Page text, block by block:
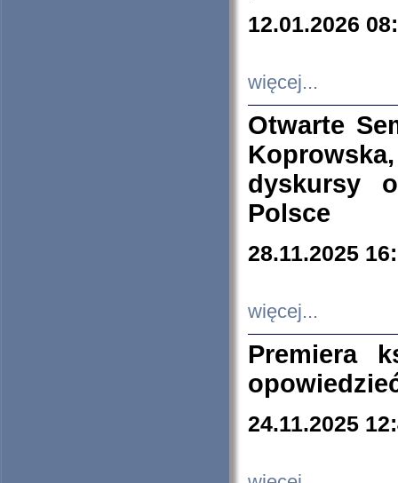
12.01.2026
więcej...
Otwarte
dyskursy
Polsce
28.11.2025
więcej...
Premiera
24.11.2025